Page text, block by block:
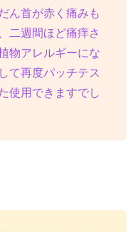
ん首が赤く痛みも
二週間ほど痛痒さ
物アレルギーにな
て再度パッチテス
使用できますでし